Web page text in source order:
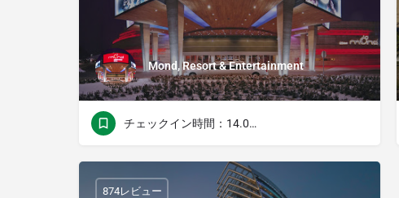
Mond, Resort & Entertainment
チェックイン時間：14.00チェックアウト時間：11.00
874レビュー